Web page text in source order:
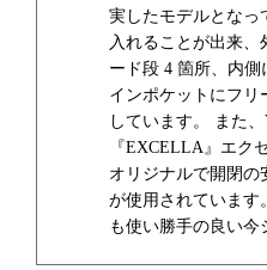
実したモデルとなっ
入れることが出来、
ード段 4 箇所、内
インポケットにフリ
しています。 また
『EXCELLA』エク
オリジナルで開閉の
が使用されています
も使い勝手の良い今